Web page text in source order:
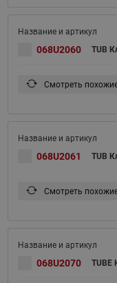
068U2060 TUB
Смотреть
068U2061 TUB
Смотреть
068U2070 TUBE